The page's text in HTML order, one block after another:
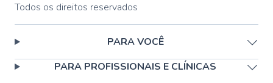
Todos os direitos reservados
PARA VOCÊ
PARA PROFISSIONAIS E CLÍNICAS